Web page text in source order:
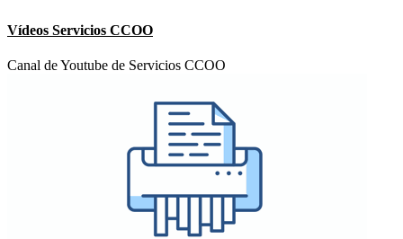
Vídeos Servicios CCOO
Canal de Youtube de Servicios CCOO